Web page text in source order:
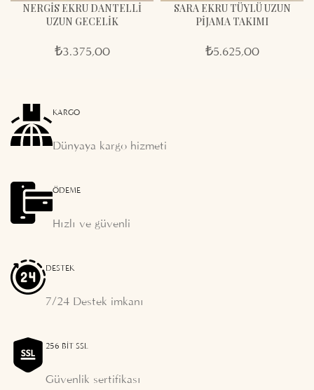
NERGIS EKRU DANTELLI
UZUN GECELIK
₺3.375,00
SARA EKRU TÜYLÜ UZUN
PİJAMA TAKIMI
₺5.625,00
KARGO
Dünyaya kargo hizmeti
ÖDEME
Hızlı ve güvenli
DESTEK
7/24 Destek imkanı
256 BIT SSL
Güvenlik sertifikası